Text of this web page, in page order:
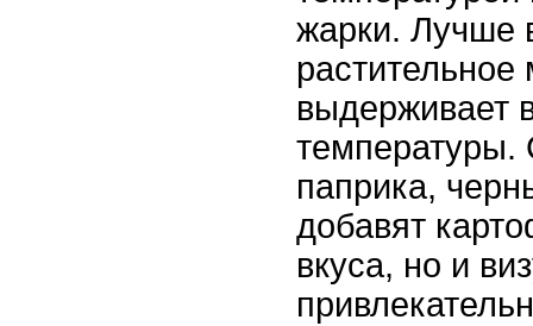
жарки. Лучше
растительное
выдерживает
температуры.
паприка,
добавят
вкуса, но и